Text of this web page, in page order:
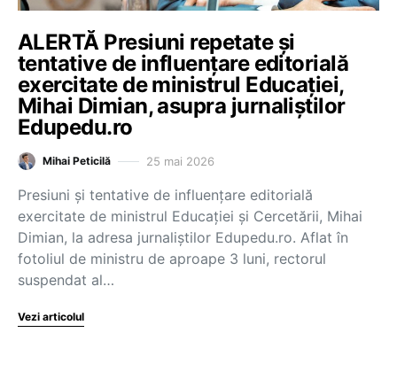
ALERTĂ Presiuni repetate și
tentative de influențare editorială
exercitate de ministrul Educației,
Mihai Dimian, asupra jurnaliștilor
Edupedu.ro
Mihai Peticilă 25 mai 2026
Presiuni și tentative de influențare editorială
exercitate de ministrul Educației și Cercetării, Mihai
Dimian, la adresa jurnaliștilor Edupedu.ro. Aflat în
fotoliul de ministru de aproape 3 luni, rectorul
suspendat al…
Vezi articolul